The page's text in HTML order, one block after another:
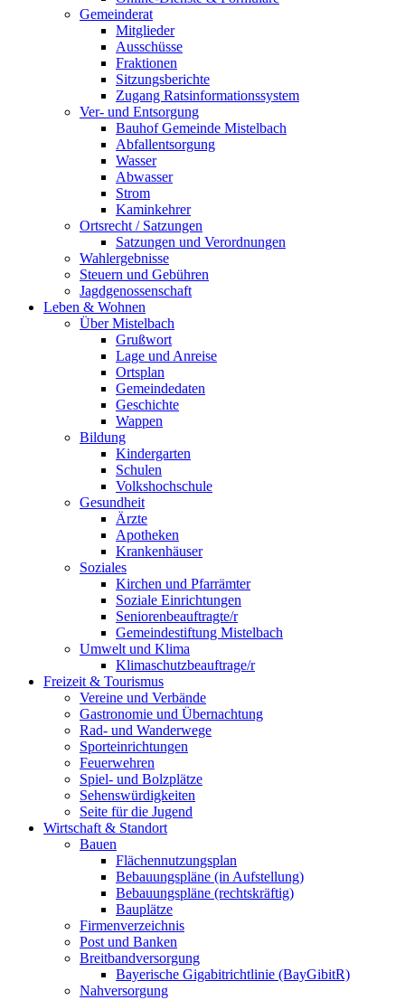
Gemeinderat
Mitglieder
Ausschüsse
Fraktionen
Sitzungsberichte
Zugang Ratsinformationssystem
Ver- und Entsorgung
Bauhof Gemeinde Mistelbach
Abfallentsorgung
Wasser
Abwasser
Strom
Kaminkehrer
Ortsrecht / Satzungen
Satzungen und Verordnungen
Wahlergebnisse
Steuern und Gebühren
Jagdgenossenschaft
Leben & Wohnen
Über Mistelbach
Grußwort
Lage und Anreise
Ortsplan
Gemeindedaten
Geschichte
Wappen
Bildung
Kindergarten
Schulen
Volkshochschule
Gesundheit
Ärzte
Apotheken
Krankenhäuser
Soziales
Kirchen und Pfarrämter
Soziale Einrichtungen
Seniorenbeauftragte/r
Gemeindestiftung Mistelbach
Umwelt und Klima
Klimaschutzbeauftrage/r
Freizeit & Tourismus
Vereine und Verbände
Gastronomie und Übernachtung
Rad- und Wanderwege
Sporteinrichtungen
Feuerwehren
Spiel- und Bolzplätze
Sehenswürdigkeiten
Seite für die Jugend
Wirtschaft & Standort
Bauen
Flächennutzungsplan
Bebauungspläne (in Aufstellung)
Bebauungspläne (rechtskräftig)
Bauplätze
Firmenverzeichnis
Post und Banken
Breitbandversorgung
Bayerische Gigabitrichtlinie (BayGibitR)
Nahversorgung